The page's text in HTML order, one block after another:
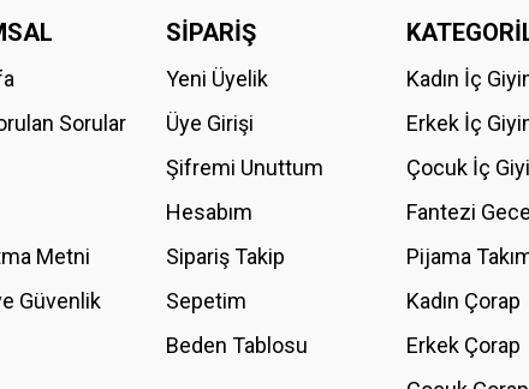
Sorular
Metni
Güvenlik
SİPARİŞ
Yeni Üyelik
Üye Girişi
Şifremi Unuttum
Hesabım
Sipariş Takip
Sepetim
Beden Tablosu
Kadın İç
Erkek İç
Çocuk İç
Fantezi
Pijama
Kadın Çorap
Erkek Çorap